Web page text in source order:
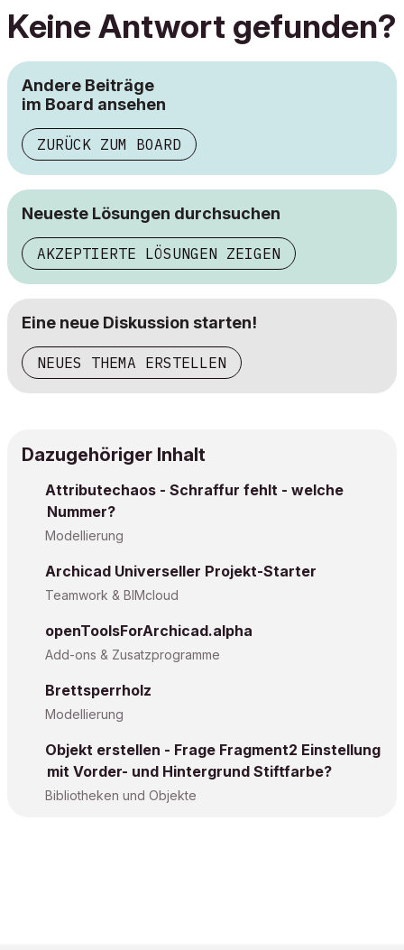
Keine Antwort gefunden?
Andere Beiträge
im Board ansehen
ZURÜCK ZUM BOARD
Neueste Lösungen durchsuchen
AKZEPTIERTE LÖSUNGEN ZEIGEN
Eine neue Diskussion starten!
NEUES THEMA ERSTELLEN
Dazugehöriger Inhalt
Attributechaos - Schraffur fehlt - welche
Nummer?
Modellierung
Archicad Universeller Projekt-Starter
Teamwork & BIMcloud
openToolsForArchicad.alpha
Add-ons & Zusatzprogramme
Brettsperrholz
Modellierung
Objekt erstellen - Frage Fragment2 Einstellung
mit Vorder- und Hintergrund Stiftfarbe?
Bibliotheken und Objekte